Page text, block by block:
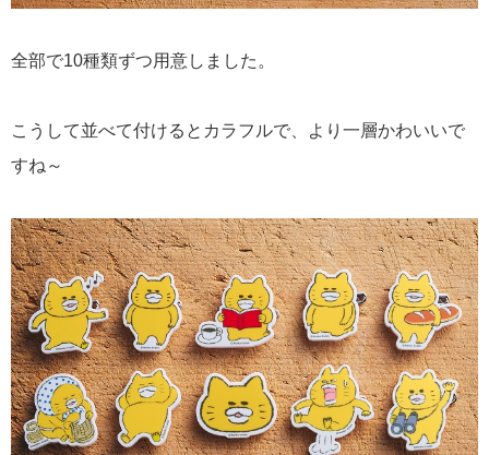
全部で10種類ずつ用意しました。
こうして並べて付けるとカラフルで、より一層かわいいで
すね～